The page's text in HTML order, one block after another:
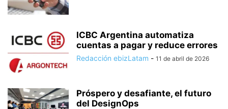
ICBC Argentina automatiza
cuentas a pagar y reduce errores
Redacción ebizLatam - 11 de abril de 2026
Próspero y desafiante, el futuro
del DesignOps